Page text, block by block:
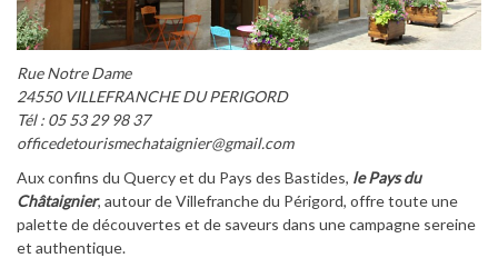
Rue Notre Dame
24550 VILLEFRANCHE DU PERIGORD
Tél : 05 53 29 98 37
officedetourismechataignier@gmail.com
Aux confins du Quercy et du Pays des Bastides, le Pays du
Châtaignier, autour de Villefranche du Périgord, offre toute une
palette de découvertes et de saveurs dans une campagne sereine
et authentique.